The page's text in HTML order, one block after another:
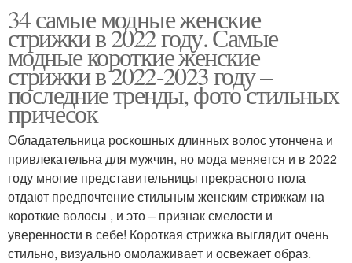
34 самые модные женские
стрижки в 2022 году. Самые
модные короткие женские
стрижки в 2022-2023 году –
последние тренды, фото стильных
причесок
Обладательница роскошных длинных волос утончена и
привлекательна для мужчин, но мода меняется и в 2022
году многие представительницы прекрасного пола
отдают предпочтение стильным женским стрижкам на
короткие волосы , и это – признак смелости и
уверенности в себе! Короткая стрижка выглядит очень
стильно, визуально омолаживает и освежает образ.